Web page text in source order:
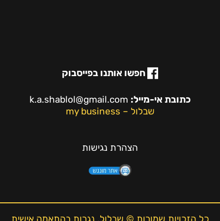
חפשו אותנו בפייסבוק
כתובת אי-מייל: k.a.shablol@gmail.com
שבלול – my business
הצהרת נגישות